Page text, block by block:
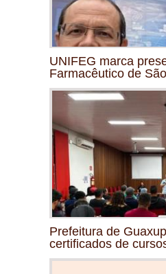
UNIFEG marca
Farmacêutico de
Prefeitura de
certificados de